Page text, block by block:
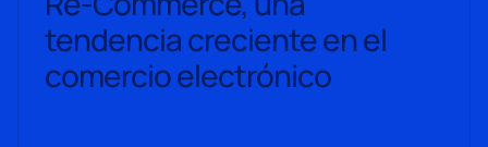
tendencia creciente en el
comercio electrónico